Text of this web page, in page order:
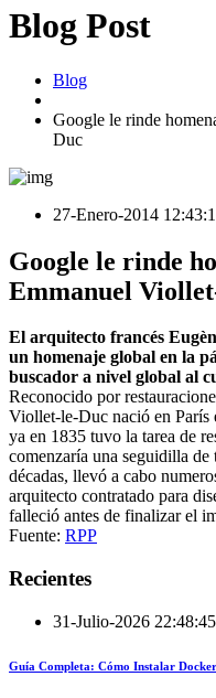
Blog Post
Blog
Google le rinde
Duc
27-Enero-2014
Google le rinde
Emmanuel
El arquitecto francés
un homenaje global en la
buscador a nivel global al
Reconocido por
Viollet-le-Duc nació en París
ya en 1835 tuvo la tarea de
comenzaría una seguidilla de
décadas, llevó a cabo
arquitecto contratado para
falleció antes de finalizar el
Fuente: RPP
Recientes
31-Julio-2026 22:48:45
Guía Completa: Cómo Instalar